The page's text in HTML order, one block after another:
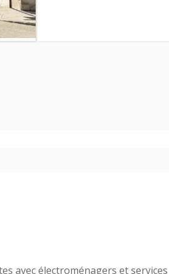
avec électroménagers et services